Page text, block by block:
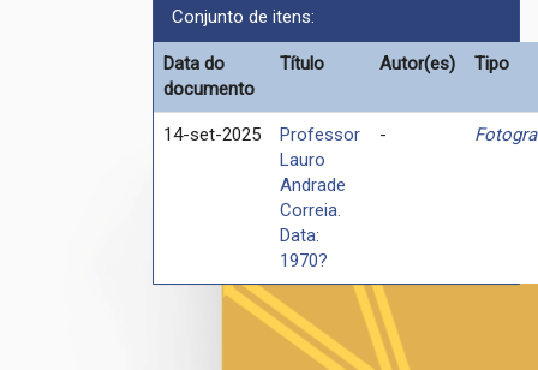
Conjunto de itens:
Data do
documento
Título Autor(es) Tipo
14-set-2025
Professor
Lauro
Andrade
Correia.
Data:
1970?
-